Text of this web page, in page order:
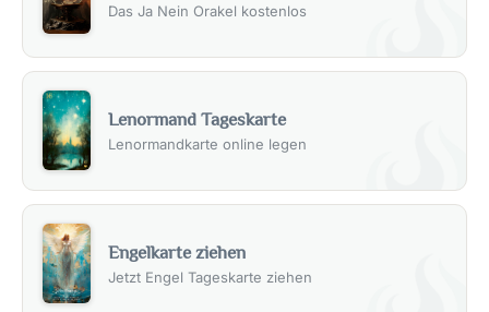
Das Ja Nein Orakel kostenlos
Lenormand Tageskarte
Lenormandkarte online legen
Engelkarte ziehen
Jetzt Engel Tageskarte ziehen